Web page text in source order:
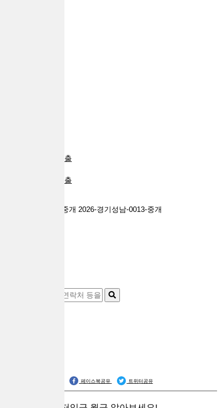
카드소지자대출
배달라이더대출
대출브라더스 대부중개 2026-경기성남-0013-중개
페이스북공유 트위터공유